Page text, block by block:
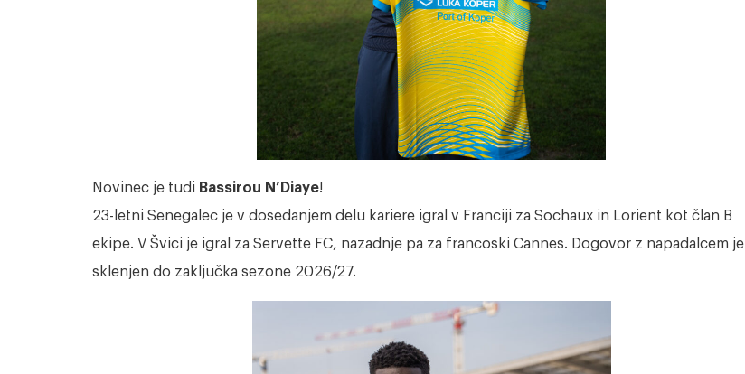
Novinec je tudi Bassirou N’Diaye!
23-letni Senegalec je v dosedanjem delu kariere igral v Franciji za Sochaux in Lorient kot član B
ekipe. V Švici je igral za Servette FC, nazadnje pa za francoski Cannes. Dogovor z napadalcem je
sklenjen do zaključka sezone 2026/27.